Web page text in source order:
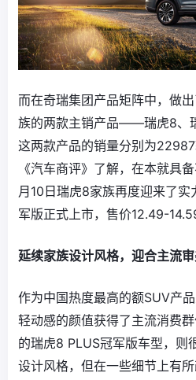
而在奇瑞集团产品矩阵中，做
族的两款主销产品——瑞虎8、
这两款产品的销量分别为
《汽车商评》了解，在本就具
月10日瑞虎8家族再度迎来了
军版正式上市，售价12.49-
延续家族设计风格，迎合主流
作为中国热度最高的额SUV产
轻动感的颜值获得了主流消费
的瑞虎8 PLUS冠军版车型，则
设计风格，但在一些细节上有